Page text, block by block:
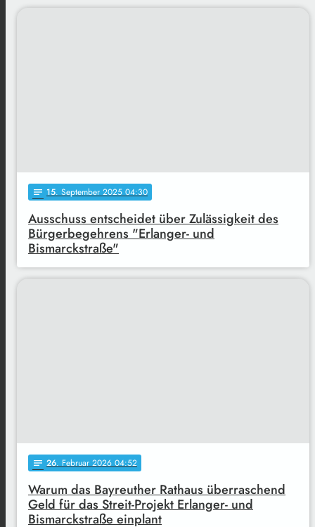
notes 15. September 2025 04:30
Ausschuss entscheidet über Zulässigkeit des
Bürgerbegehrens "Erlanger- und
Bismarckstraße"
notes 26. Februar 2026 04:52
Warum das Bayreuther Rathaus überraschend
Geld für das Streit-Projekt Erlanger- und
Bismarckstraße einplant